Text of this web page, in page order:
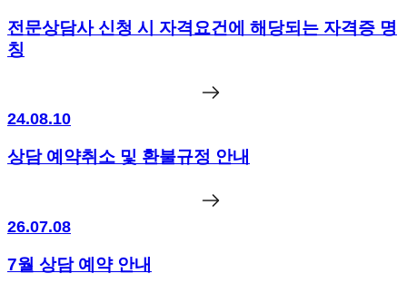
전문상담사 신청 시 자격요건에 해당되는 자격증 명
칭
24.08.10
상담 예약취소 및 환불규정 안내
26.07.08
7월 상담 예약 안내